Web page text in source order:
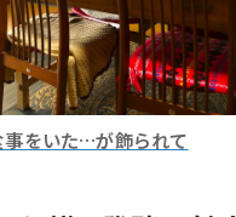
事をいた…が飾られて